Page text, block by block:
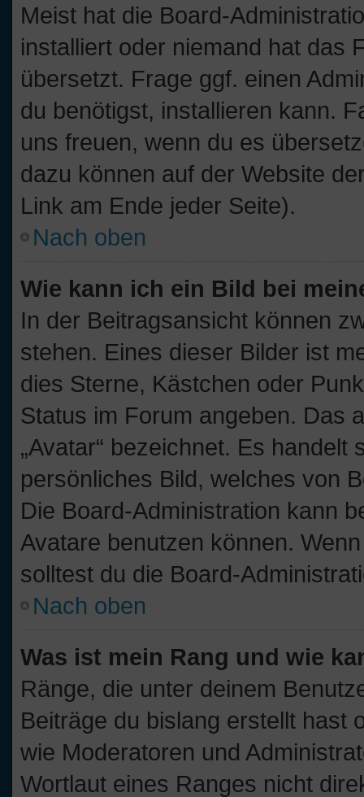
Meist hat die Board-
installiert oder niemand hat das
übersetzt. Frage ggf. einen
du benötigst, installieren kann.
uns freuen, wenn du es
dazu können auf der Website
Link am Ende jeder Seite).
Nach oben
Wie kann ich ein Bild bei
In der Beitragsansicht können
stehen. Eines dieser Bilder ist
dies Sterne, Kästchen oder
Status im Forum angeben. Das
„Avatar“ bezeichnet. Es
persönliches Bild, welches von
Die Board-Administration kann
Avatare benutzen können.
solltest du die Board-
Nach oben
Was ist mein Rang und wie
Ränge, die unter deinem
Beiträge du bislang erstellt hast
wie Moderatoren und
Wortlaut eines Ranges nicht